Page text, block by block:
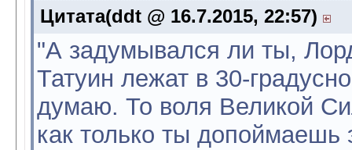
Цитата(ddt @ 16.7.2015, 22:57)
"А задумывался ли ты,
Татуин лежат в 30-
думаю. То воля Великой
как только ты допоймаешь